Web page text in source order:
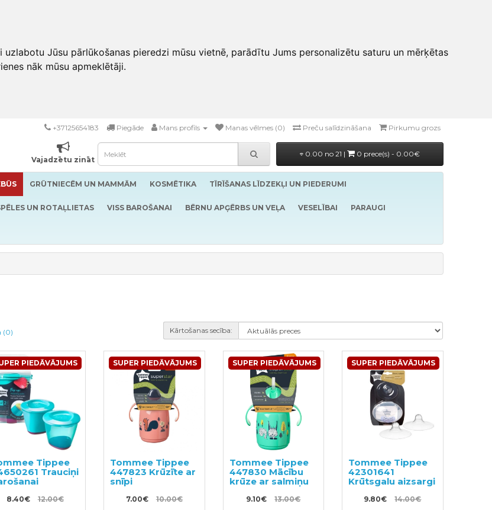
Jūsu pārlūkošanas pieredzi mūsu vietnē, parādītu Jums personalizētu saturu un mērķētas
nāk mūsu apmeklētāji.
+37125654183 Piegāde Mans profils Manas vēlmes (0) Preču salīdzināšana Pirkumu grozs
Vajadzētu zināt
0.00 no 21 | 0 prece(s) - 0.00€
GRŪTNIECĒM UN MAMMĀM KOSMĒTIKA TĪRĪŠANAS LĪDZEKĻI UN PIEDERUMI
UN ROTAĻLIETAS VISS BAROŠANAI BĒRNU APĢĒRBS UN VEĻA VESELĪBAI PARAUGI
(0) Kārtošanas secība:
PIEDĀVĀJUMS
Tippee
Trauciņi
8.40€ 12.00€
SUPER PIEDĀVĀJUMS
Tommee Tippee
447823 Krūzīte ar
snīpi
7.00€ 10.00€
SUPER PIEDĀVĀJUMS
Tommee Tippee
447830 Mācību
krūze ar salmiņu
9.10€ 13.00€
SUPER PIEDĀVĀJUMS
Tommee Tippee
42301641
Krūtsgalu aizsargi
9.80€ 14.00€